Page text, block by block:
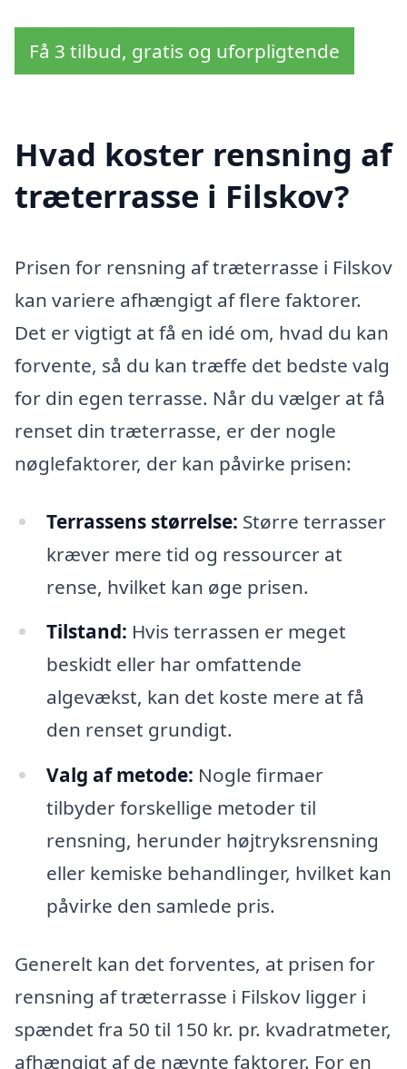
Få 3 tilbud, gratis og uforpligtende
Hvad koster rensning af
træterrasse i Filskov?
Prisen for rensning af træterrasse i Filskov
kan variere afhængigt af flere faktorer.
Det er vigtigt at få en idé om, hvad du kan
forvente, så du kan træffe det bedste valg
for din egen terrasse. Når du vælger at få
renset din træterrasse, er der nogle
nøglefaktorer, der kan påvirke prisen:
Terrassens størrelse: Større terrasser
kræver mere tid og ressourcer at
rense, hvilket kan øge prisen.
Tilstand: Hvis terrassen er meget
beskidt eller har omfattende
algevækst, kan det koste mere at få
den renset grundigt.
Valg af metode: Nogle firmaer
tilbyder forskellige metoder til
rensning, herunder højtryksrensning
eller kemiske behandlinger, hvilket kan
påvirke den samlede pris.
Generelt kan det forventes, at prisen for
rensning af træterrasse i Filskov ligger i
spændet fra 50 til 150 kr. pr. kvadratmeter,
afhængigt af de nævnte faktorer. For en